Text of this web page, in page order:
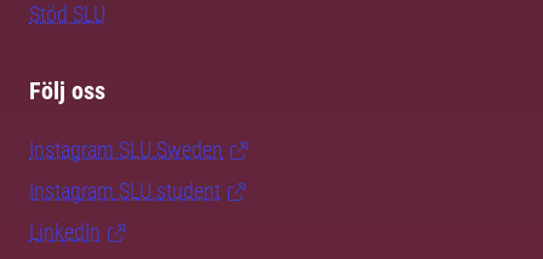
Stöd SLU
Följ oss
Instagram SLU.Sweden
Instagram SLU.student
LinkedIn